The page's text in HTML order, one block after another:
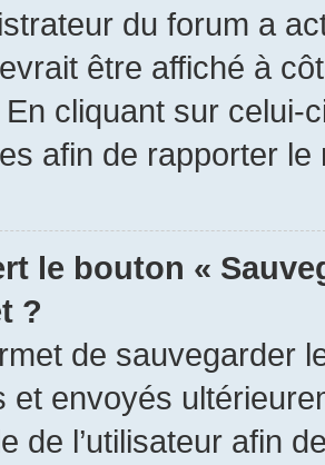
du forum a
être affiché à
En cliquant sur
afin de rapporter le
le bouton «
?
de sauvegarder
et envoyés
de l’utilisateur afin